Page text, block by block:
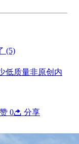
(5)
低质量非原创内
0 分享